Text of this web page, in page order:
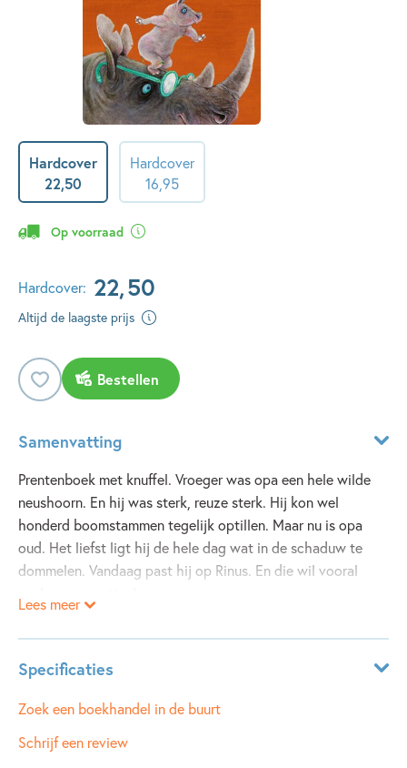
Hardcover
22,50
Hardcover
16 95
Op voorraad
Hardcover: 22,50
Altijd de laagste prijs
Bestellen
Samenvatting
Prentenboek met knuffel. Vroeger was opa een hele wilde
neushoorn. En hij was sterk, reuze sterk. Hij kon wel
honderd boomstammen tegelijk optillen. Maar nu is opa
oud. Het liefst ligt hij de hele dag wat in de schaduw te
dommelen. Vandaag past hij op Rinus. En die wil vooral
Lees meer
Specificaties
ISBN: 9789089674449
NUR:
Zoek een boekhandel in de buurt
Schrijf een review